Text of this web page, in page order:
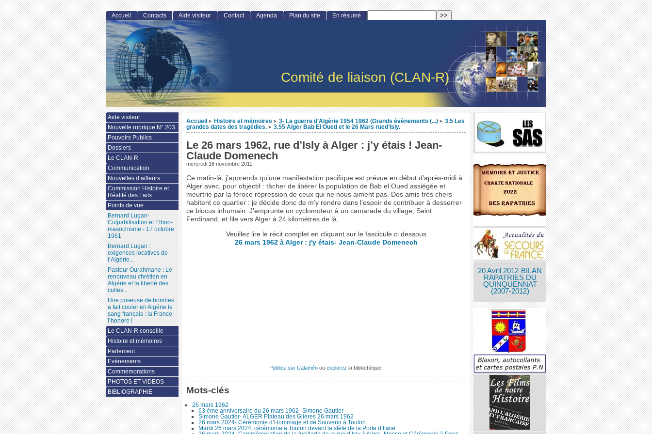
Comité de liaison (CLAN-R)
Accueil > Histoire et mémoires > 3- La guerre d’Algérie 1954 1962 (Grands évènements (...) > 3.5 Les
grandes dates des tragédies. > 3.55 Alger Bab El Oued et le 26 Mars rued’Isly.
Le 26 mars 1962, rue d’Isly à Alger : j’y étais ! Jean-
Claude Domenech
mercredi 16 novembre 2011
Ce matin-là, j’apprends qu’une manifestation pacifique est prévue en début d’après-midi à
Alger avec, pour objectif : tâcher de libérer la population de Bab el Oued assiégée et
meurtrie par la féroce répression de ceux qui ne nous aiment pas. Des amis très chers
habitent ce quartier : je décide donc de m’y rendre dans l’espoir de contribuer à desserrer
ce blocus inhumain. J’emprunte un cyclomoteur à un camarade du village, Saint
Ferdinand, et file vers Alger à 24 kilomètres de là.
Veuillez lire le récit complet en cliquant sur le fascicule ci dessous
26 mars 1962 à Alger : j'y étais- Jean-Claude Domenech
Publiez sur Calaméo ou explorez la bibliothèque.
Mots-clés
26 mars 1962
63 ème anniversaire du 26 mars 1962- Simone Gautier
Simone Gautier- ALGER Plateau des Glières 26 mars 1962
26 mars 2024- Cérémonie d’Hommage et de Souvenir à Toulon
Mardi 26 mars 2024, cérémonie à Toulon devant la stèle de la Porte d’Italie.
20 Avril 2012-BILAN
RAPATRIES DU
QUINQUENNAT
(2007-2012)
Accueil Contacts Aide visiteur Contact Agenda Plan du site En résumé
Aide visiteur
Nouvelle rubrique N° 203
Pouvoirs Publics
Dossiers
Le CLAN-R
Communication
Nouvelles d’ailleurs...
Commission Histoire et
Réalité des Faits
Points de vue
Bernard Lugan-
Culpabilisation et Ethno-
masochisme - 17 octobre
1961
Bernard Lugan :
exigences locatives de
l’Algérie...
Pasteur Ourahmane : Le
renouveau chrétien en
Algérie et la liberté des
cultes...
Une poseuse de bombes
a fait couler en Algérie le
sang français : la France
l’honore !
Le CLAN-R conseille
Histoire et mémoires
Parlement
Evènements
Commémorations
PHOTOS ET VIDEOS
BIBLIOGRAPHIE